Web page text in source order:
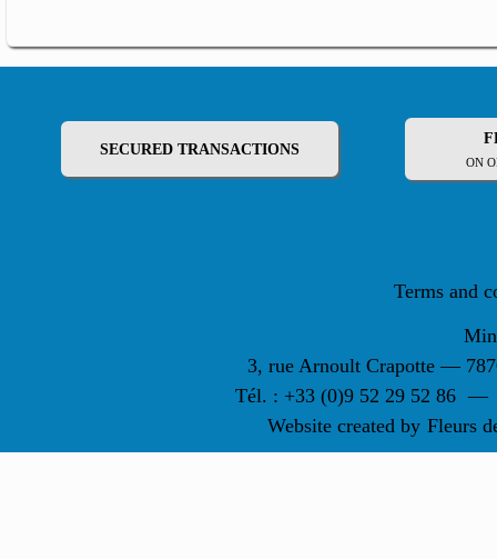
SECURED TRANSACTIONS
ON
Terms and
3, rue Arnoult Crapotte —
Tél. : +33 (0)9 52 29 52 86 —
Website created by Fleurs